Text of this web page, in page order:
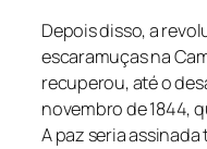
Depois disso, a
escaramuças na
recuperou, até o
novembro de 1844,
A paz seria